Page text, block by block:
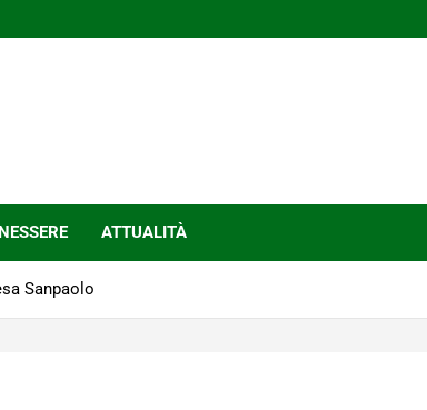
ATTUALITÀ
Sanpaolo